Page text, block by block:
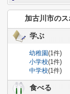
加古川市の
学ぶ
幼稚園(1件)
小学校(1件)
中学校(1件)
食べる